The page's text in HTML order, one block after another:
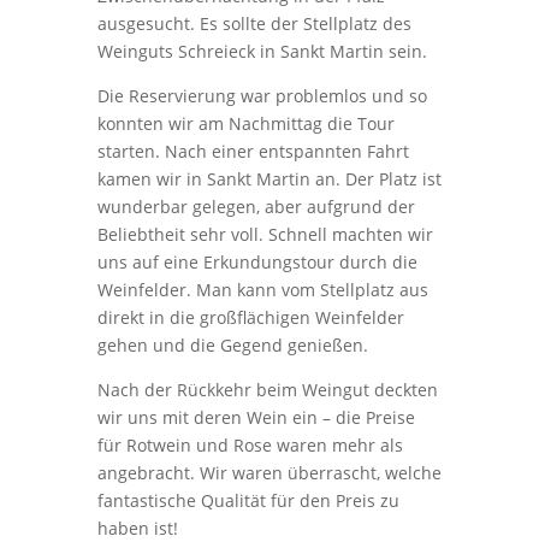
ausgesucht. Es sollte der Stellplatz des
Weinguts Schreieck in Sankt Martin sein.
Die Reservierung war problemlos und so
konnten wir am Nachmittag die Tour
starten. Nach einer entspannten Fahrt
kamen wir in Sankt Martin an. Der Platz ist
wunderbar gelegen, aber aufgrund der
Beliebtheit sehr voll. Schnell machten wir
uns auf eine Erkundungstour durch die
Weinfelder. Man kann vom Stellplatz aus
direkt in die großflächigen Weinfelder
gehen und die Gegend genießen.
Nach der Rückkehr beim Weingut deckten
wir uns mit deren Wein ein – die Preise
für Rotwein und Rose waren mehr als
angebracht. Wir waren überrascht, welche
fantastische Qualität für den Preis zu
haben ist!